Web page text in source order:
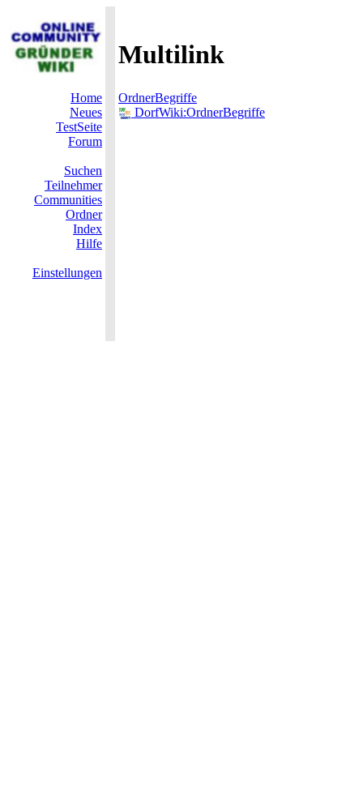
Multilink
Home
Neues
TestSeite
Forum
Suchen
Teilnehmer
Communities
Ordner
Index
Hilfe
Einstellungen
OrdnerBegriffe
DorfWiki:OrdnerBegriffe